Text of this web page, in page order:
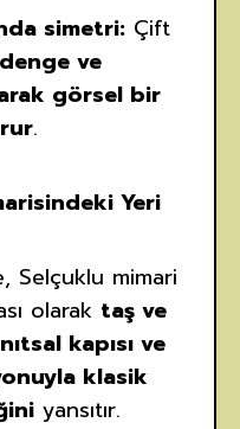
simetri: Çift
denge ve
görsel bir
.
Yeri
Selçuklu mimari
olarak taş ve
kapısı ve
klasik
yansıtır.